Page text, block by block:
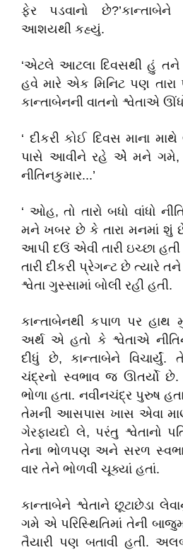
ફેર પડવાનો છે?’કાન્તાબેને
આશયથી કહ્યું.
‘એટલે આટલા દિવસથી હું તને
હવે મારે એક મિનિટ પણ તારા
કાન્તાબેનની વાતનો શ્વેતાએ
‘ દીકરી કોઈ દિવસ માના
પાસે આવીને રહે એે મને
નીતિનકુમાર...’
‘ ઓહ, તો તારો બધો વાંધો
મને ખબર છે કે તારા મનમાં શું
આપી દઉં એવી તારી ઇચ્છા
તારી દીકરી પ્રેગન્ટ છે ત્યારે
શ્વેતા ગુસ્સામાં બોલી રહી હતી.
કાન્તાબેનથી કપાળ પર
અર્થ એ હતો કે શ્વેતાએ
દીધું છે, કાન્તાબેને
ચંદ્રનો સ્વભાવ જ
ભોળા હતા. નવીનચંદ્ર પુરુષ
તેમની આસપાસ ખાસ એવા
ગેરફાયદો લે, પરંતુ શ્વેતાનો
તેના ભોળપણ અને સરળ
વાર તેને ભોળવી ચૂક્યાં હતાં.
કાન્તાબેને શ્વેતાને છૂટાછેડા
ગમે એ પરિસ્થિતિમાં તેની
તૈયારી પણ બતાવી હતી.